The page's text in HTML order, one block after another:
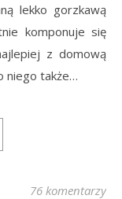
lekko gorzkawą
komponuje się
z domową
niego także…
76 komentarzy